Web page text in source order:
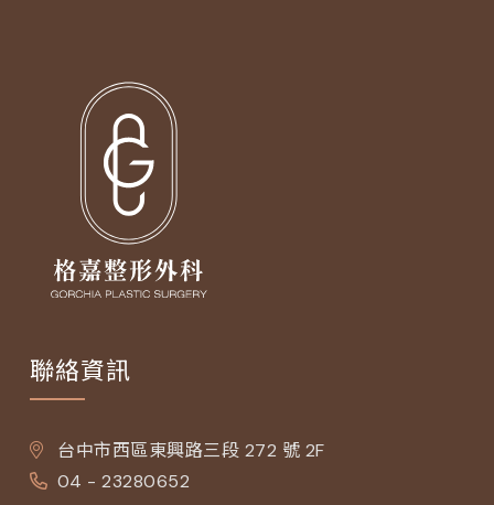
聯絡資訊
台中市西區東興路三段 272 號 2F
04 - 23280652